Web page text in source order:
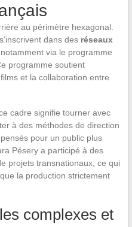
au périmètre hexagonal.
dans des réseaux
via le programme
programme soutient
et la collaboration entre
cadre signifie tourner avec
à des méthodes de direction
pour un public plus
Pésery a participé à des
projets transnationaux, ce qui
la production strictement
complexes et